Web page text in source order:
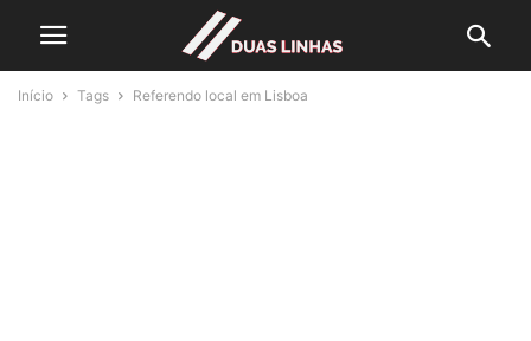
Início Tags Referendo local em Lisboa